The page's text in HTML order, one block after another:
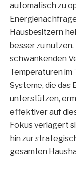
automatisch zu
Hausbesitzern
besser zu
schwankenden
Temperaturen im
Systeme, die das
unterstützen,
effektiver auf
Fokus verlagert
hin zur
gesamten